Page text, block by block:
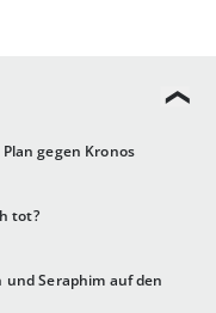
gegen Kronos
tot?
und Seraphim auf den